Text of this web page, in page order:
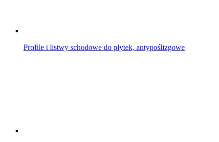
Profile i listwy schodowe do płytek, antypoślizgowe